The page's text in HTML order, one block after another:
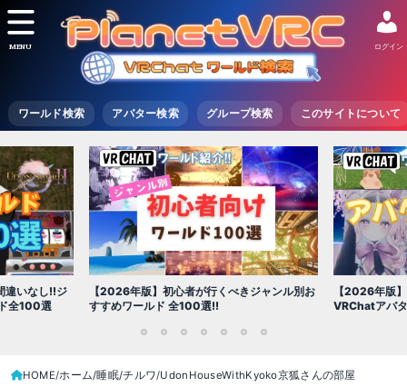
ワールド検索 アバター検索 グループ検索 このサイトについて
ログイン
MENU
ャンル別お
【2026年版】初心者必見!!無料で使える
VRChatアバター（アバターワールド紹介）
【2026年版
世界を味わえ
HOME ホーム/睡眠/チルワ UdonHouseWithKyoko京狐さんの部屋